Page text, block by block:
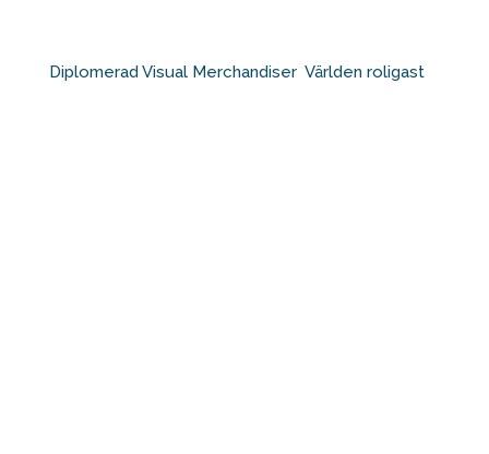
Diplomerad Visual Merchandiser⁠ ⁠ Världen roligast